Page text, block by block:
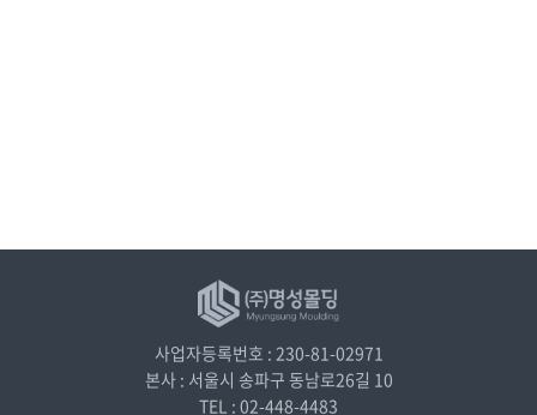
사업자등록번호 : 230-81-02971
본사 : 서울시 송파구 동남로26길 10
TEL : 02-448-4483